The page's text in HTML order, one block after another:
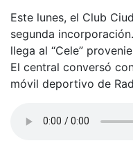
Este lunes, el Club
segunda
llega al “Cele”
El central conversó
móvil deportivo de